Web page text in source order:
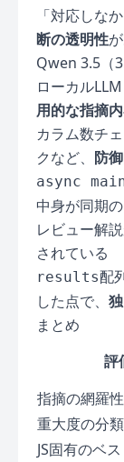
「対応しな
断の透明性
Qwen 3.5（
ローカル
用的な指摘
カラム数チ
クなど、 防
async
中身が同期
レビュー解説
されている
results配
した点で、
まとめ
評
指摘の網羅性
重大度の分類
JS固有のベ